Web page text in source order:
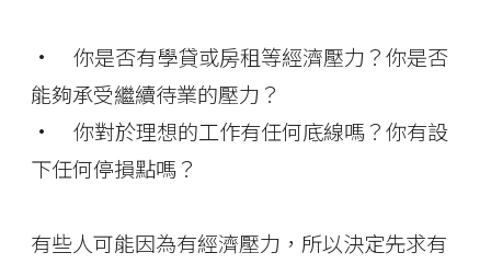
• 你是否有學貸或房租等經濟壓力？你是否
能夠承受繼續待業的壓力？
• 你對於理想的工作有任何底線嗎？你有設
下任何停損點嗎？
有些人可能因為有經濟壓力，所以決定先求有